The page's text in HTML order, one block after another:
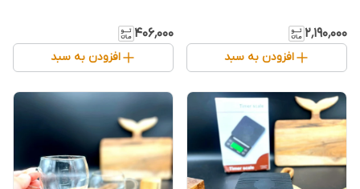
۲٬۱۹۰٬۰۰۰
افزودن به سبد
۴۰۶٬۰۰۰
افزودن به سبد